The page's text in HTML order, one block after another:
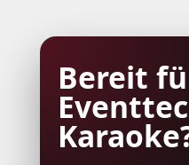
Bereit